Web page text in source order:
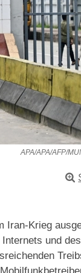
APA/APA/AFP/
Iran-Krieg
und